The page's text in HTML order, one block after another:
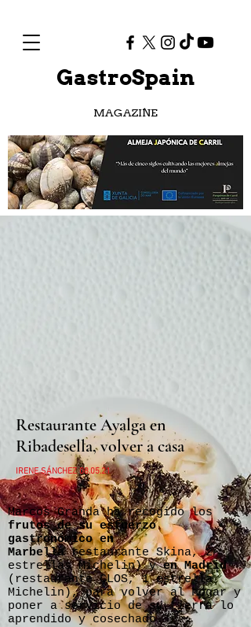
GastroSpain
MAGAZINE
Restaurante Ayalga en
Ribadesella, volver a casa
IRENE SÁNCHEZ 08.05.21
Marcos Granda ha recogido los
frutos de su esfuerzo
gastronómico en
Marbellarestaurante Skina, 2
estrellas Michelin) yen Madrid
(restaurante CLOS, 1 estrella
Michelin), para volver al hogar y
poner a servicio de su tierra lo
aprendido y cosechado.